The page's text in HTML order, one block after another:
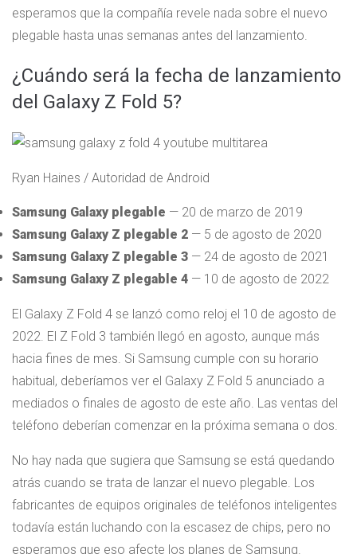
esperamos que la compañía revele nada sobre el nuevo
plegable hasta unas semanas antes del lanzamiento.
¿Cuándo será la fecha de lanzamiento
del Galaxy Z Fold 5?
Ryan Haines / Autoridad de Android
Samsung Galaxy plegable — 20 de marzo de 2019
Samsung Galaxy Z plegable 2 — 5 de agosto de 2020
Samsung Galaxy Z plegable 3 — 24 de agosto de 2021
Samsung Galaxy Z plegable 4 — 10 de agosto de 2022
El Galaxy Z Fold 4 se lanzó como reloj el 10 de agosto de
2022. El Z Fold 3 también llegó en agosto, aunque más
hacia fines de mes. Si Samsung cumple con su horario
habitual, deberíamos ver el Galaxy Z Fold 5 anunciado a
mediados o finales de agosto de este año. Las ventas del
teléfono deberían comenzar en la próxima semana o dos.
No hay nada que sugiera que Samsung se está quedando
atrás cuando se trata de lanzar el nuevo plegable. Los
fabricantes de equipos originales de teléfonos inteligentes
todavía están luchando con la escasez de chips, pero no
esperamos que eso afecte los planes de Samsung.